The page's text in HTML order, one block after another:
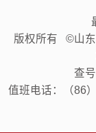
版权所有 ©山
查
值班电话：（86